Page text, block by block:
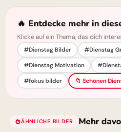
🔥 Entdecke mehr in
Klicke auf ein Thema, das dich
#Dienstag Bilder
#Dienstag
#Dienstag Motivation
#fokus bilder
📁 Schönen
ÄHNLICHE BILDER Mehr